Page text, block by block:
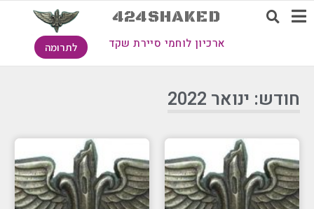
424SHAKED
ארכיון לוחמי סיירת שקד לתרומה
חודש: ינואר 2022